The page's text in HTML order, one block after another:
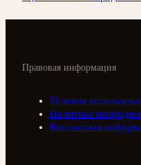
Правовая информация
Условия
Политика
Контактная